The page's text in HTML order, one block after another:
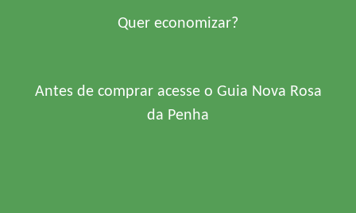
Quer economizar?
Antes de comprar acesse o Guia Nova Rosa
da Penha